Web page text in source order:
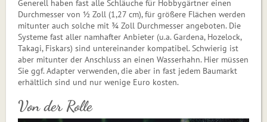
Generell haben fast alle Schläuche für Hobbygärtner einen
Durchmesser von ½ Zoll (1,27 cm), für größere Flächen werden
mitunter auch solche mit ¾ Zoll Durchmesser angeboten. Die
Systeme fast aller namhafter Anbieter (u.a. Garde­na, Hozelock,
Takagi, Fiskars) sind unter­einander kompatibel. Schwierig ist
aber mitunter der Anschluss an einen Wasserhahn. Hier müssen
Sie ggf. Adapter verwenden, die aber in fast jedem Baumarkt
erhältlich sind und nur wenige Euro kosten.
Von der Rolle